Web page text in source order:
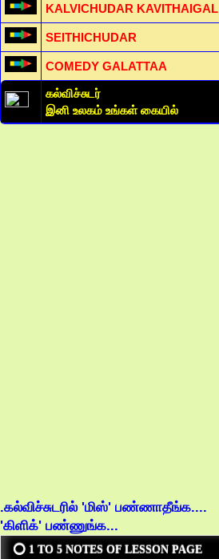
KALVICHUDAR KAVITHAIGAL
SEITHICHUDAR
COMEDY GALATTAA
கல்விச்சுடர்
இனி உலகம் உங்கள் கையில்
.கல்விச்சுடரில் 'மிஸ்' பண்ணாதீங்க....
'கிளிக்' பண்ணுங்க...
⭕ 1 TO 5 NOTES OF LESSON PAGE